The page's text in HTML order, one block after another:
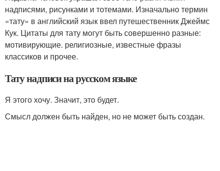
надписями, рисунками и тотемами. Изначально термин
«тату» в английский язык ввел путешественник Джеймс
Кук. Цитаты для тату могут быть совершенно разные:
мотивирующие. религиозные, известные фразы
классиков и прочее.
Тату надписи на русском языке
Я этого хочу. Значит, это будет.
Смысл должен быть найден, но не может быть создан.